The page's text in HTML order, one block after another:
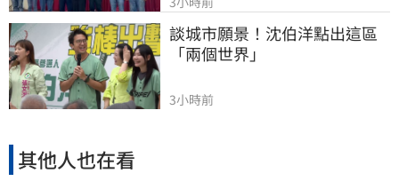
談城市願景！沈伯洋點出這區
「兩個世界」
3小時前
其他人也在看